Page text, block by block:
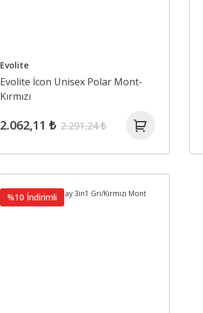
Evolite
Evolite İcon Unisex Polar Mont-
Kırmızı
2.062,11 ₺ 2.291,24 ₺
%10 İndirimli